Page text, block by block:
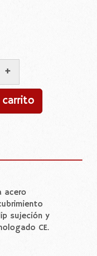
+
carrito
acero
sujeción y
CE.